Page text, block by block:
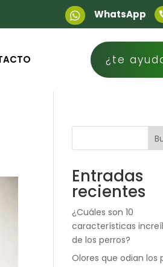
 WhatsApp
¿te
Entradas
recientes
¿Cuáles son 10
características
de los perros?
Olores que odian los